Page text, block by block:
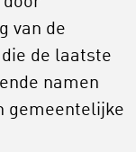
van de
de laatste
namen
gemeentelijke